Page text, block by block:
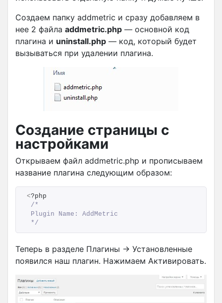
Создаем папку addmetric и сразу добавляем в
нее 2 файла addmetric.php — основной код
плагина и uninstall.php — код, который будет
вызываться при удалении плагина.
Создание страницы с
настройками
Открываем файл addmetric.php и прописываем
название плагина следующим образом:
<?php
/*
Plugin Name: AddMetric
*/
Теперь в разделе Плагины → Установленные
появился наш плагин. Нажимаем Активировать.